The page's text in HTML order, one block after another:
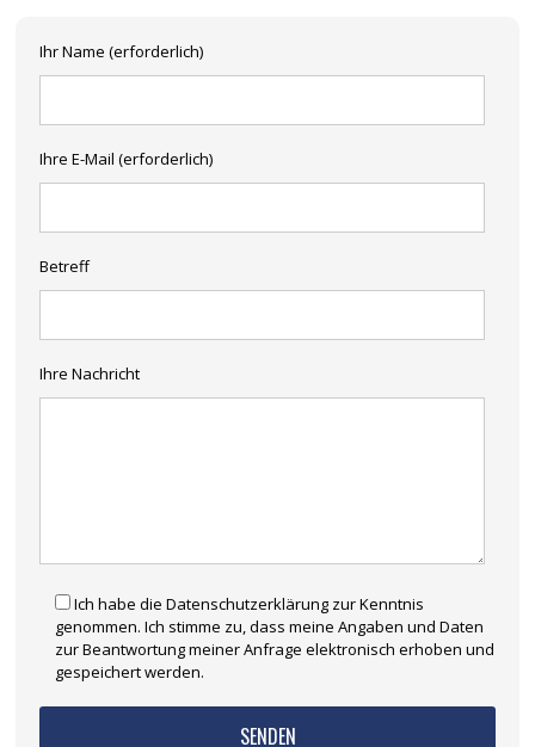
Ihr Name (erforderlich)
Ihre E-Mail (erforderlich)
Betreff
Ihre Nachricht
Ich habe die Datenschutzerklärung zur Kenntnis
genommen. Ich stimme zu, dass meine Angaben und Daten
zur Beantwortung meiner Anfrage elektronisch erhoben und
gespeichert werden.